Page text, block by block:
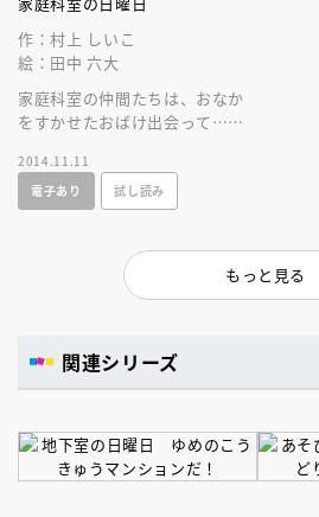
作：村上 しいこ
絵：田中 六大
家庭科室の仲間たちは、おなか
をすかせたおばけ出会って……
トが、仲間たちの心に灯りをと
もします。
2014.11.11
電子あり
試し読み
もっと見る
関連シリーズ